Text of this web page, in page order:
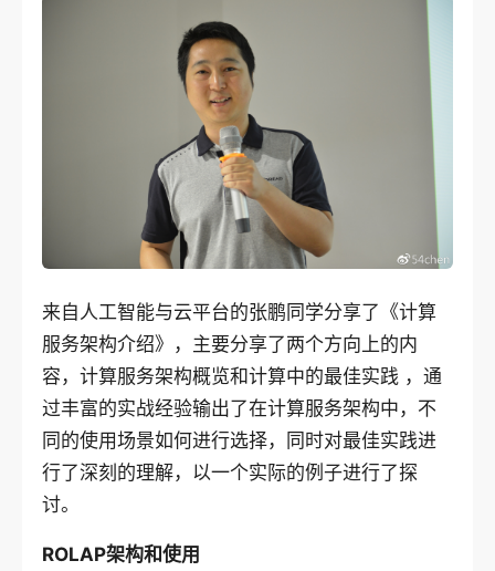
来自人工智能与云平台的张鹏同学分享了《计算
服务架构介绍》，主要分享了两个方向上的内
容，计算服务架构概览和计算中的最佳实践 ，通
过丰富的实战经验输出了在计算服务架构中，不
同的使用场景如何进行选择，同时对最佳实践进
行了深刻的理解，以一个实际的例子进行了探
讨。
ROLAP架构和使用